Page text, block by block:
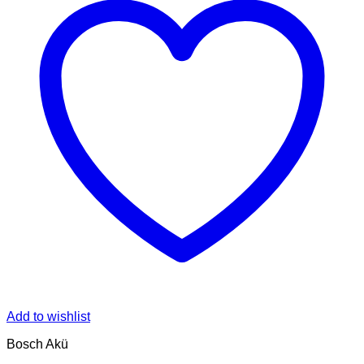
Add to wishlist
Bosch Akü